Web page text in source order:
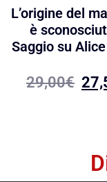
L’origine del
è
Saggio su
29,00€